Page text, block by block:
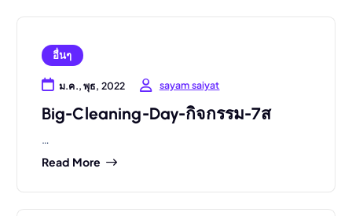
อื่นๆ
ม.ค., พุธ, 2022 sayam saiyat
Big-Cleaning-Day-กิจกรรม-7ส
…
Read More